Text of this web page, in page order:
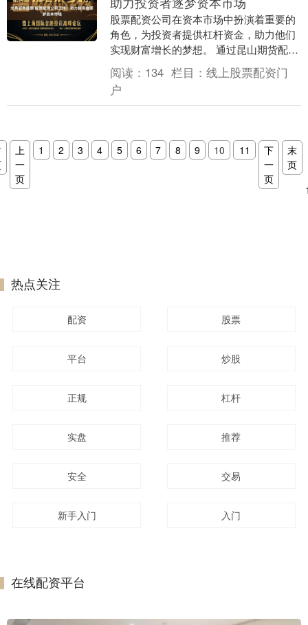
股票配资公司在资本市场中扮演着重要的
角色，为投资者提供杠杆资金，助力他们
实现财富增长的梦想。 通过昆山期货配
资，投资者可以放大资金规模，提升投资
收益率。平台采用....
阅读： 134 栏目： 线上股票配资门
户
上
一
页
1 2 3 4 5 6 7 8 9 10 11
下
一
页
末
页
热点关注
配资 股票
平台 炒股
正规 杠杆
实盘 推荐
安全 交易
新手入门 入门
在线配资平台